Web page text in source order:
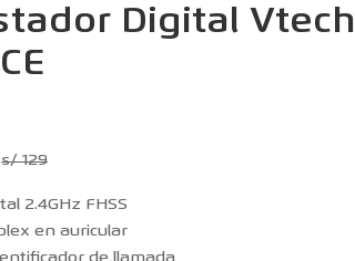
Digital Vtech
s/ 129
2.4GHz FHSS
en auricular